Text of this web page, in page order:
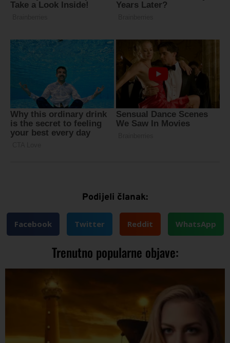
Podijeli članak:
Facebook Twitter Reddit WhatsApp
Trenutno popularne objave: